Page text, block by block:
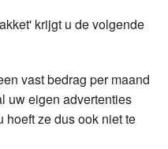
krijgt u de volgende
vast bedrag per maand
uw eigen advertenties
hoeft ze dus ook niet te